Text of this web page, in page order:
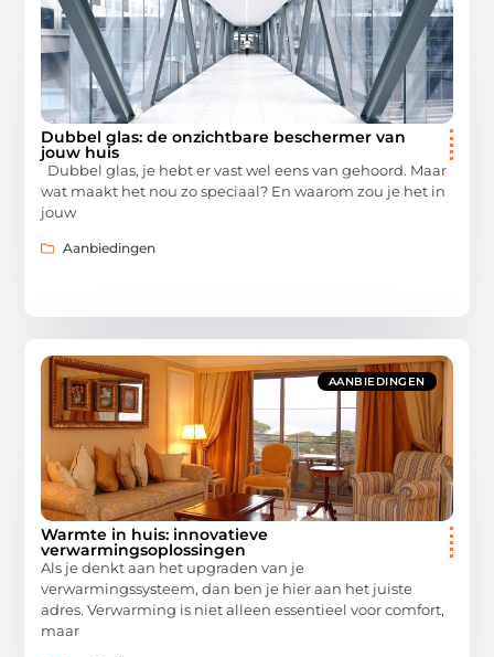
Dubbel glas: de onzichtbare beschermer van
jouw huis
Dubbel glas, je hebt er vast wel eens van gehoord. Maar
wat maakt het nou zo speciaal? En waarom zou je het in
jouw
Aanbiedingen
AANBIEDINGEN
Warmte in huis: innovatieve
verwarmingsoplossingen
Als je denkt aan het upgraden van je
verwarmingssysteem, dan ben je hier aan het juiste
adres. Verwarming is niet alleen essentieel voor comfort,
maar